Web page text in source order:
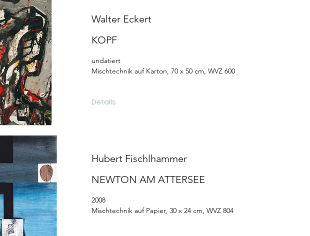
Walter Eckert
KOPF
undatiert
Mischtechnik auf Karton, 70 x 50 cm, WVZ 600
Details
Hubert Fischlhammer
NEWTON AM ATTERSEE
2008
Mischtechnik auf Papier, 30 x 24 cm, WVZ 804